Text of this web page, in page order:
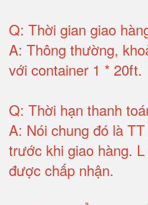
Q: Thời gian giao
A: Thông thường,
với container 1 * 20ft.
Q: Thời hạn thanh
A: Nói chung đó là
trước khi giao hàng.
được chấp nhận.